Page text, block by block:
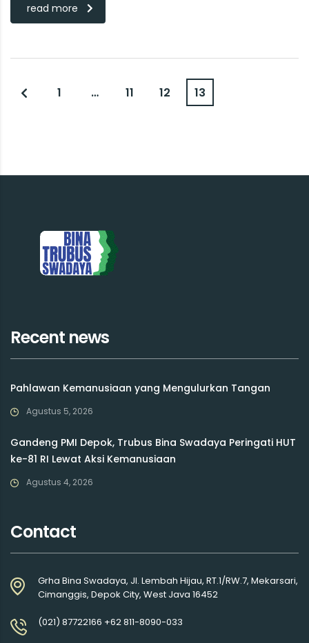
read more
1 … 11 12 13
Recent news
Pahlawan Kemanusiaan yang Mengulurkan Tangan
Agustus 5, 2026
Gandeng PMI Depok, Trubus Bina Swadaya Peringati HUT
ke-81 RI Lewat Aksi Kemanusiaan
Agustus 4, 2026
Contact
Grha Bina Swadaya, Jl. Lembah Hijau, RT.1/RW.7, Mekarsari,
Cimanggis, Depok City, West Java 16452
(021) 87722166 +62 811-8090-033